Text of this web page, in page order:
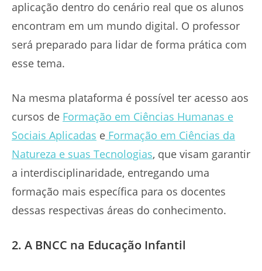
aplicação dentro do cenário real que os alunos
encontram em um mundo digital. O professor
será preparado para lidar de forma prática com
esse tema.
Na mesma plataforma é possível ter acesso aos
cursos de Formação em Ciências Humanas e
Sociais Aplicadas e Formação em Ciências da
Natureza e suas Tecnologias, que visam garantir
a interdisciplinaridade, entregando uma
formação mais específica para os docentes
dessas respectivas áreas do conhecimento.
2. A BNCC na Educação Infantil